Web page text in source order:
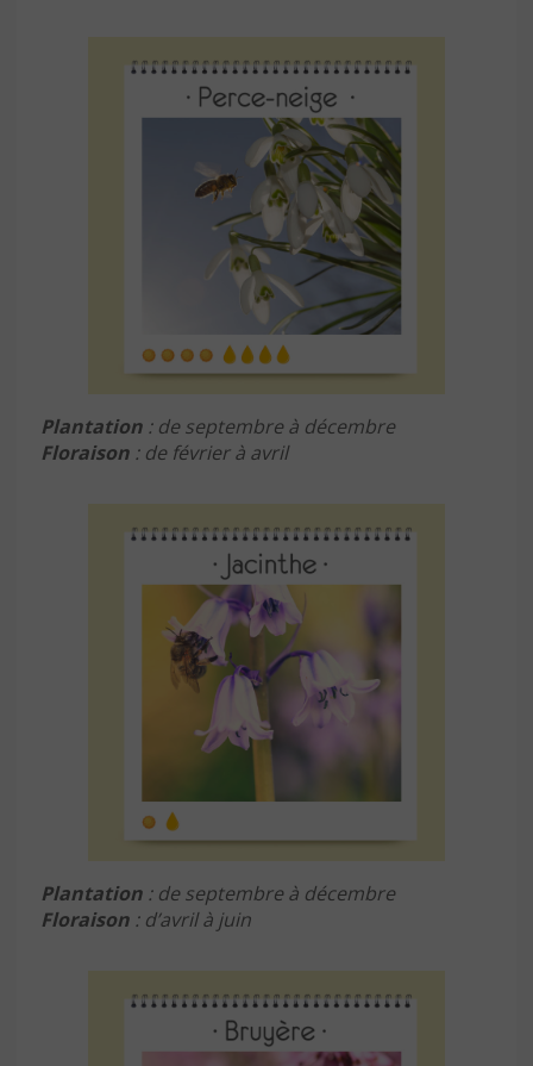
Plantation : de septembre à décembre
Floraison : de février à avril
Plantation : de septembre à décembre
Floraison : d’avril à juin